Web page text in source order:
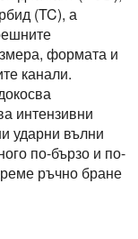
(TC), а
формата и
канали.
интензивни
ударни вълни
по-бързо и по-
ръчно бране